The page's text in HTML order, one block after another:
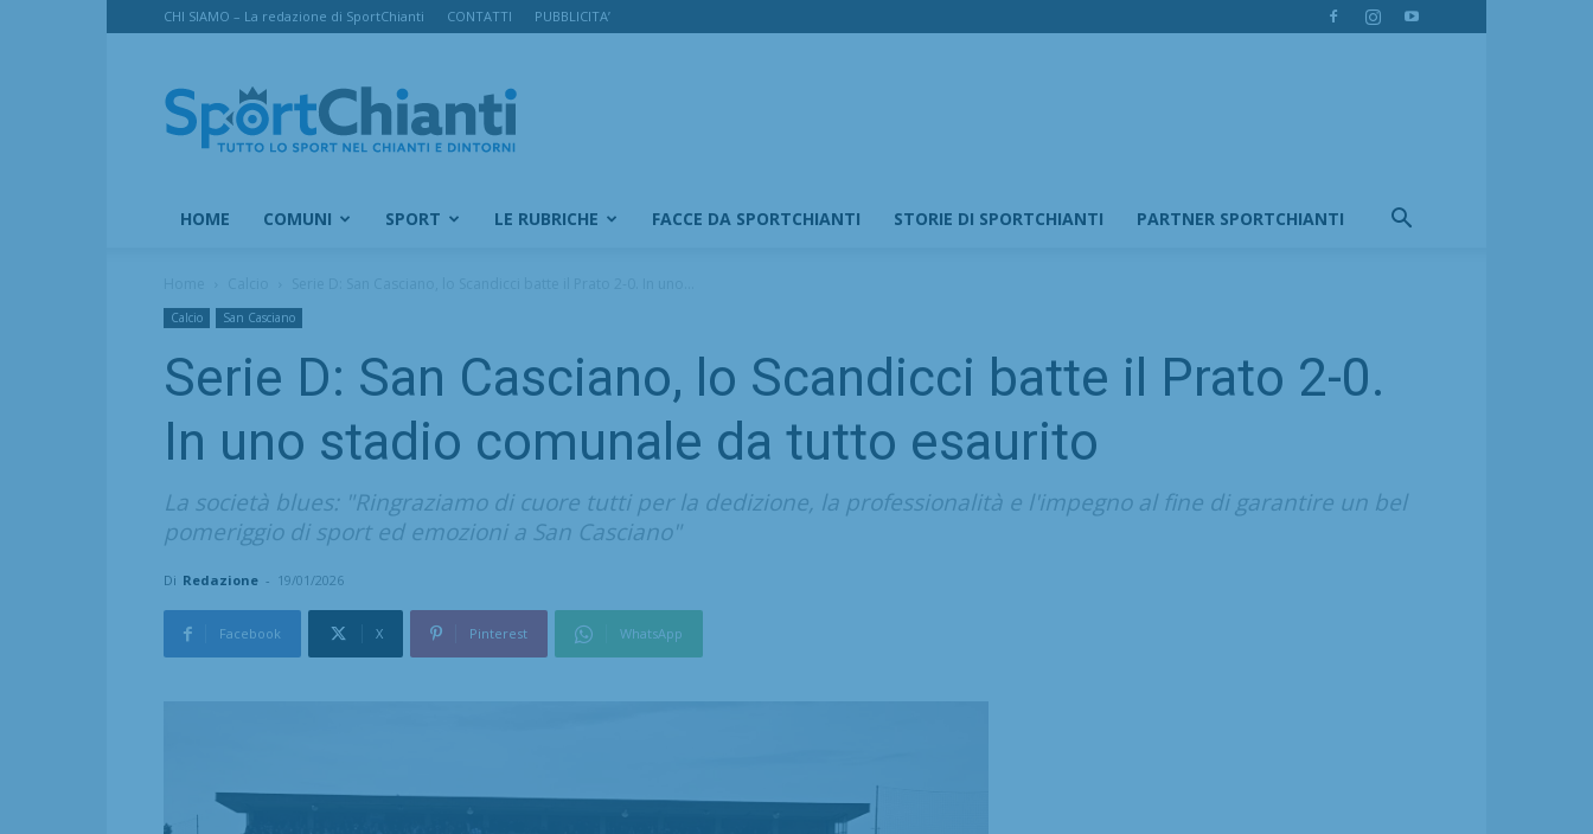
CHI SIAMO – La redazione di SportChianti CONTATTI PUBBLICITA’
SportChianti
HOME COMUNI SPORT LE RUBRICHE FACCE DA SPORTCHIANTI STORIE DI SPORTCHIANTI PARTNER SPORTCHIANTI
Calcio San Casciano
Serie D: San Casciano, lo Scandicci batte il Prato 2-0.
In uno stadio comunale da tutto esaurito
La società blues: "Ringraziamo di cuore tutti per la dedizione, la professionalità e l'impegno al fine di garantire un bel
pomeriggio di sport ed emozioni a San Casciano"
Di Redazione - 19/01/2026
Facebook X Pinterest WhatsApp